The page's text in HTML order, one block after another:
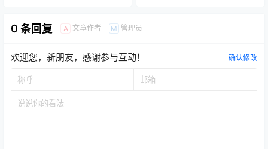
0 条回复 A 文章作者 M 管理员
欢迎您，新朋友，感谢参与互动！ 确认修改